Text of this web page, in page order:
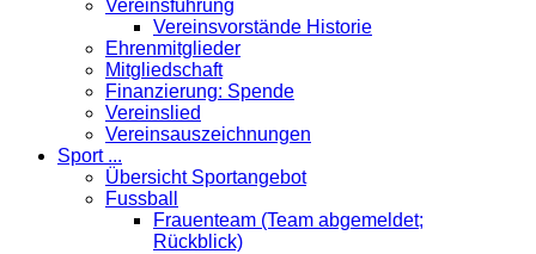
Vereinsführung
Vereinsvorstände Historie
Ehrenmitglieder
Mitgliedschaft
Finanzierung: Spende
Vereinslied
Vereinsauszeichnungen
Sport ...
Übersicht Sportangebot
Fussball
Frauenteam (Team abgemeldet;
Rückblick)